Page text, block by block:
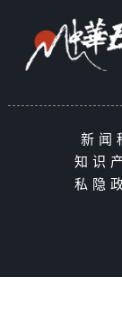
新闻
知识
私隐